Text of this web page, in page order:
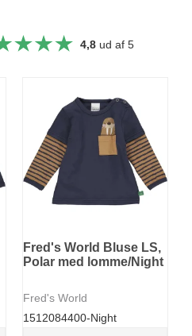
4,8ud af 5
Fred's World Bluse LS,
Polar med lomme/Night
Fred's World
1512084400-Night